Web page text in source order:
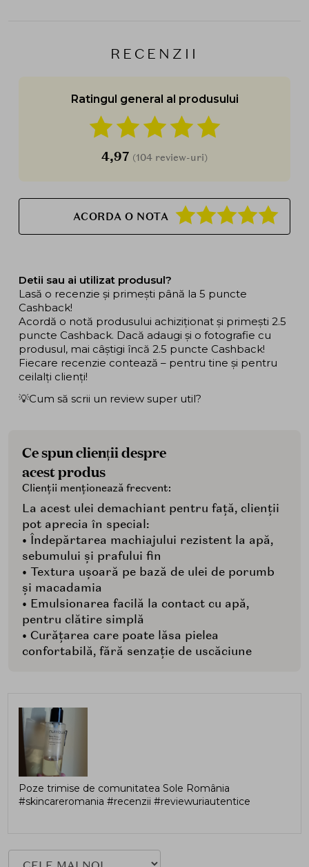
RECENZII
Ratingul general al produsului
4,97 (104 review-uri)
ACORDA O NOTA
Detii sau ai utilizat produsul?
Lasă o recenzie și primești până la 5 puncte
Cashback!
Acordă o notă produsului achiziționat și primești 2.5
puncte Cashback. Dacă adaugi și o fotografie cu
produsul, mai câștigi încă 2.5 puncte Cashback!
Fiecare recenzie contează – pentru tine și pentru
ceilalți clienți!
💡Cum să scrii un review super util?
Ce spun clienții despre
acest produs
Clienții menționează frecvent:
La acest ulei demachiant pentru față, clienții
pot aprecia în special:
• Îndepărtarea machiajului rezistent la apă,
sebumului și prafului fin
• Textura ușoară pe bază de ulei de porumb
și macadamia
• Emulsionarea facilă la contact cu apă,
pentru clătire simplă
• Curățarea care poate lăsa pielea
confortabilă, fără senzație de uscăciune
Poze trimise de comunitatea Sole România
#skincareromania #recenzii #reviewuriautentice